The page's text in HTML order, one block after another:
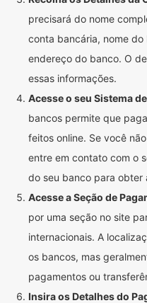
precisará do nome
conta bancária, nome
endereço do banco. O
essas informações.
Acesse o seu Sistema
bancos permite que
feitos online. Se você
entre em contato com o
do seu banco para obter
Acesse a Seção de
por uma seção no site
internacionais. A
os bancos, mas
pagamentos ou
Insira os Detalhes do